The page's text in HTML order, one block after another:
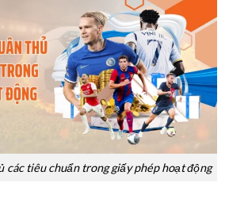
các tiêu chuẩn trong giấy phép hoạt động